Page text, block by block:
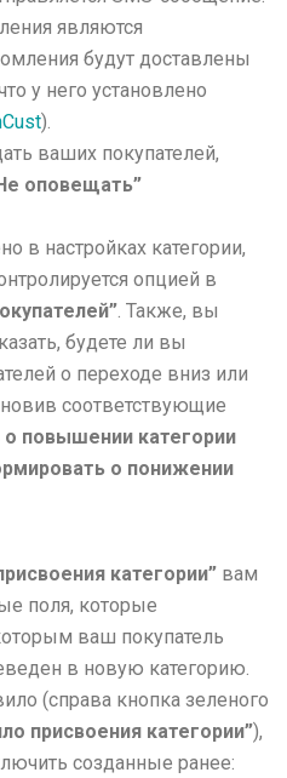
являются
будут доставлены
у него установлено
).
ваших покупателей,
оповещать”
в настройках категории,
опцией в
. Также, вы
будете ли вы
о переходе вниз или
соответствующие
повышении категории
о понижении
категории” вам
поля, которые
ваш покупатель
в новую категорию.
(справа кнопка зеленого
присвоения категории”),
созданные ранее: